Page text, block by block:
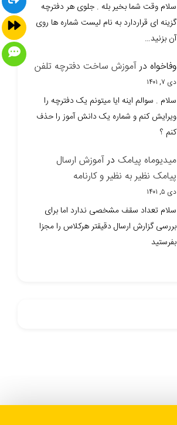
سلام وقت شما بخیر بله . جلوی هر دفترچه
گزینه ای قراردارد به نام لیست شماره ها روی
آن بزنید…
وفاخواه درآموزش ساخت دفترچه تلفن
دی ۷, ۱۴۰۱
سلام . سوالم اینه ایا میتونم یک دفترچه را
ویرایش کنم و شماره یک دانش آموز را حذف
کنم ؟
میدیوماه پیامک درآموزش ارسال
پیامک نظیر به نظیر و کارنامه
دی ۵, ۱۴۰۱
سلام تعداد سقف مشخصی ندارد اما برای
بررسی گزارش ارسال دقیقتر هرکلاس را مجزا
بفرستید